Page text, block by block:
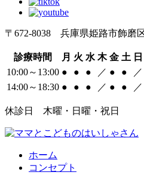
〒672-8038 兵庫県姫路市飾磨
診療時間 月 火 水 木 金 土
10:00～13:00 ● ● ● ／ ● ●
／
14:00～18:30 ● ● ● ／ ● ● ／
休診日 木曜・日曜・祝日
ホーム
コンセプト